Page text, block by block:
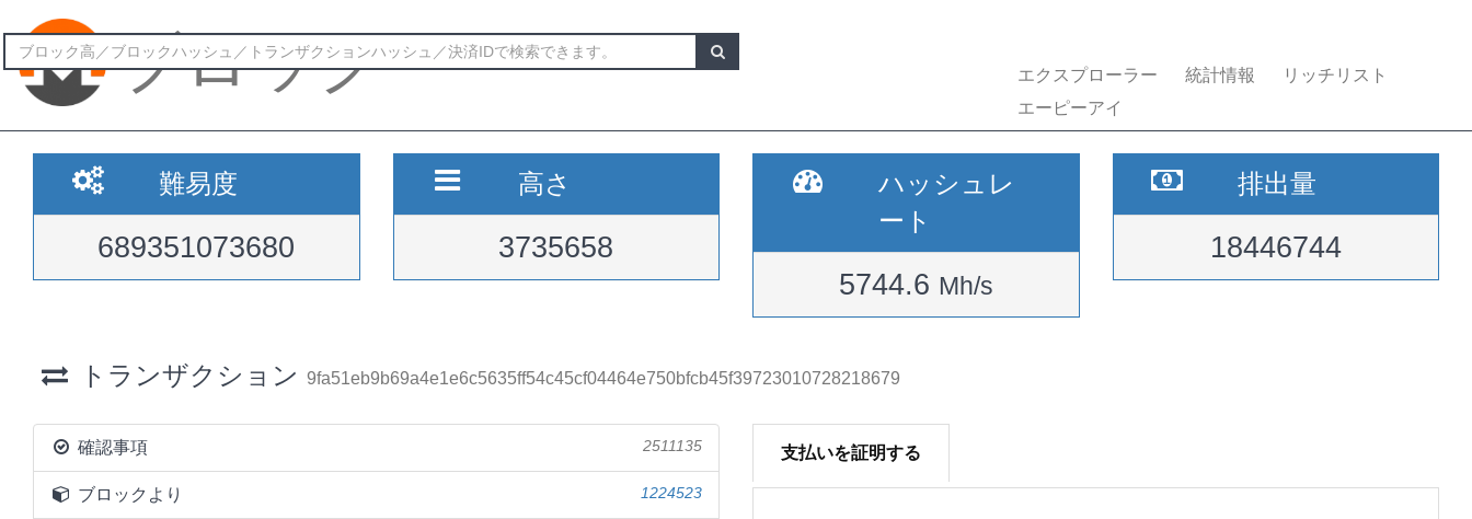
ブロック エクスプローラー 統計情報
リッチリスト
エーピーアイ
難易度
689351073680
高さ
3735658
ハッシュレ
ート
5744.6 Mh/s
排出量
18446744
トランザクション 9fa51eb9b69a4e1e6c5635ff54c45cf04464e750bfcb45f39723010728218679
確認事項 2511135
ブロックより 1224523
支払いを証明する